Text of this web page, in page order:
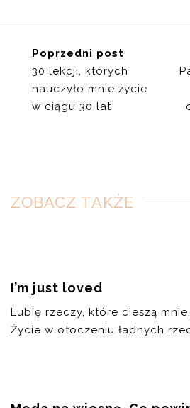
Poprzedni post
30 lekcji, których
nauczyło mnie życie
w ciągu 30 lat
ZOBACZ TAKŻE
I’m just loved
Lubię rzeczy, które cieszą
Życie w otoczeniu ładnych